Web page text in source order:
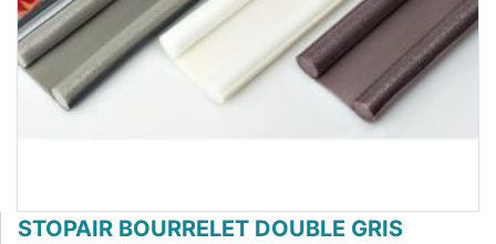
STOPAIR BOURRELET DOUBLE GRIS